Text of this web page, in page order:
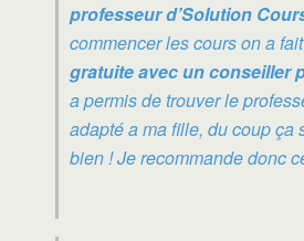
professeur d’Solution
commencer les cours on a
gratuite avec un conseiller
a permis de trouver le
adapté a ma fille, du coup ça
bien ! Je recommande donc